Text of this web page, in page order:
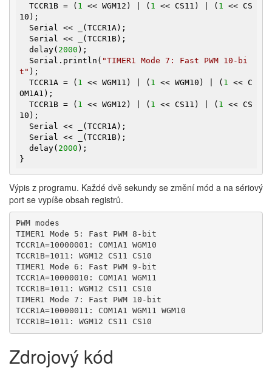
  TCCR1B = (
1 << WGM12) | ( 1 << CS11) | ( 1
<< CS
10);
  delay(
2000 );
  Serial.println(
"TIMER1 Mode 7: Fast PWM 10-bi
t" );
  TCCR1A = (
1 << WGM11) | ( 1 << WGM10) | ( 1
<< C
OM1A1);
  TCCR1B = (
1 << WGM12) | ( 1 << CS11) | ( 1
<< CS
10);
  delay(
2000 );
}
Výpis z programu. Každé dvě sekundy se změní mód a na sériový
port se vypíše obsah registrů.
PWM modes
TIMER1 Mode 5: Fast PWM 8-bit
TCCR1A=10000001: COM1A1 WGM10
TCCR1B=1011: WGM12 CS11 CS10
TIMER1 Mode 6: Fast PWM 9-bit
TCCR1A=10000010: COM1A1 WGM11
TCCR1B=1011: WGM12 CS11 CS10
TIMER1 Mode 7: Fast PWM 10-bit
TCCR1A=10000011: COM1A1 WGM11 WGM10
TCCR1B=1011: WGM12 CS11 CS10
Zdrojový kód